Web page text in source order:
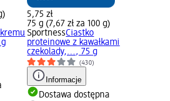
5,75 zł
75 g (7,67 zł za 100 g)
SportnessCiastko
proteinowe z kawałkami
czekolady,..., 75 g
(430)
Informacje
Dostawa dostępna